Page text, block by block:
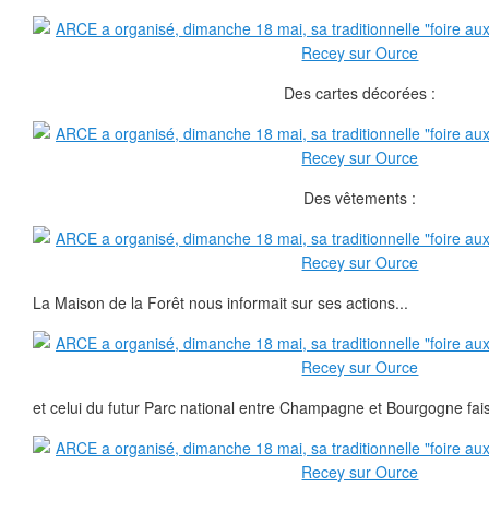
Des cartes décorées :
Des vêtements :
La Maison de la Forêt nous informait sur ses actions...
et celui du futur Parc national entre Champagne et Bourgogne